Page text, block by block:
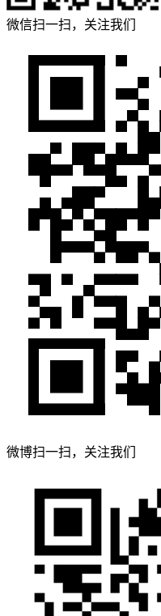
微信扫一扫，关注我们
微博扫一扫，关注我们